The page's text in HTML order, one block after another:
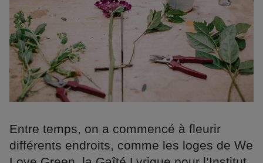
Entre temps, on a commencé à fleurir
différents endroits, comme les loges de We